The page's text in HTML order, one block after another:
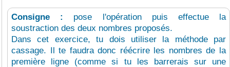
Consigne : pose l'opération puis effectue la
soustraction des deux nombres proposés.
Dans cet exercice, tu dois utiliser la méthode par
cassage. Il te faudra donc réécrire les nombres de la
première ligne (comme si tu les barrerais sur une